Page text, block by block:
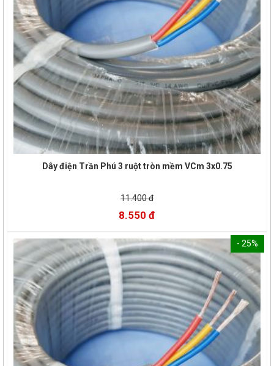
Dây điện Trần Phú 3 ruột tròn mềm VCm 3x0.75
11.400 đ
8.550 đ
- 25%